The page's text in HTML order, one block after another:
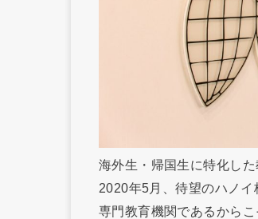
海外生・帰国生に特化し
2020年5月、待望のハノイ
専門教育機関であるから